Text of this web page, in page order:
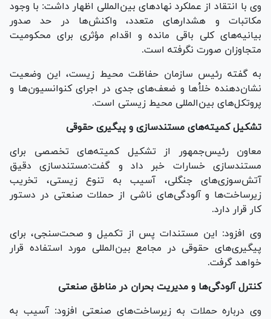
وی با انتقاد از عملکرد نهاد‌های بین‌المللی اظهار داشت: با وجود
مکاتبات و هشدار‌های متعدد، واکنش‌ها در حد صدور
بیانیه‌های کلی باقی مانده و اقدام مؤثری برای محکومیت
متجاوزان صورت نگرفته است.
به گفته رئیس سازمان حفاظت محیط زیست، این وضعیت
نشان‌دهنده خلأ‌ها و ضعف‌های جدی در اجرای کنوانسیون‌ها و
پروتکل‌های بین‌المللی محیط زیستی است.
تشکیل کمیته‌های مستندسازی و پیگیری حقوقی
معاون رئیس‌جمهور از تشکیل کمیته‌های تخصصی برای
مستندسازی خسارات خبر داد و گفت:مستندسازی دقیق
آتش‌سوزی‌های جنگلی، آسیب به تنوع زیستی، تخریب
زیرساخت‌ها و آلودگی‌های ناشی از حملات صنعتی در دستور
کار قرار دارد.
وی افزود: این مستندات پس از تکمیل و صحت‌سنجی، برای
پیگیری‌های حقوقی در مجامع بین‌المللی مورد استفاده قرار
خواهد گرفت.
کنترل آلودگی‌ها و مدیریت بحران در مناطق صنعتی
وی درباره حملات به زیرساخت‌های صنعتی افزود: آسیب به